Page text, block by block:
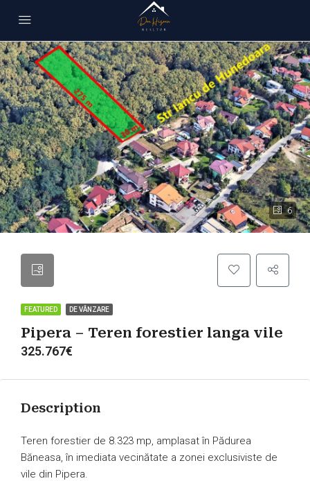
6
FEATURED DE VÂNZARE
Pipera – Teren forestier langa vile
325.767€
Description
Teren forestier de 8.323 mp, amplasat în Pădurea
Băneasa, în imediata vecinătate a zonei exclusiviste de
vile din Pipera.